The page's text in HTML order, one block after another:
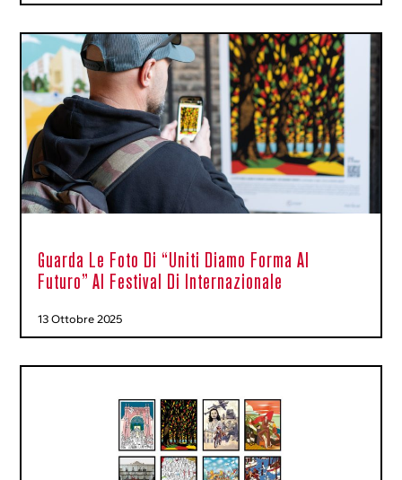
Guarda Le Foto Di “Uniti Diamo Forma Al
Futuro” Al Festival Di Internazionale
13 Ottobre 2025